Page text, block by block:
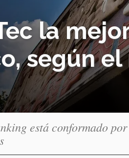
la
según
está conformado